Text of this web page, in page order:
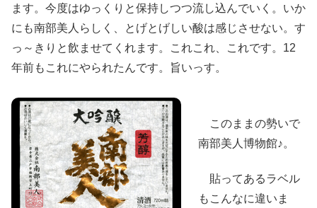
ます。今度はゆっくりと保持しつつ流し込んでいく。いか
にも南部美人らしく、とげとげしい酸は感じさせない。す
っ～きりと飲ませてくれます。これこれ、これです。12
年前もこれにやられたんです。旨いっす。
このままの勢いで
南部美人博物館♪。
貼ってあるラベル
もこんなに違いま